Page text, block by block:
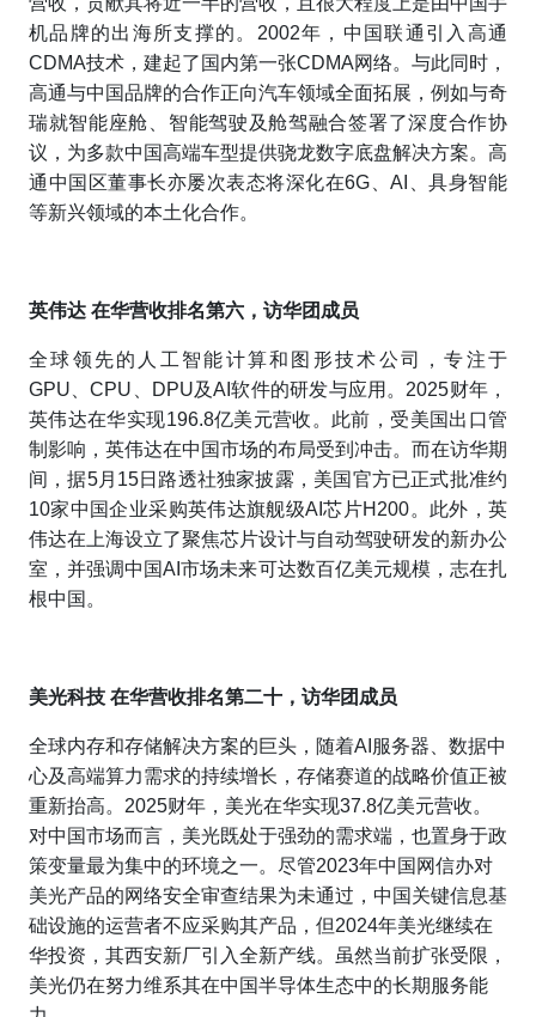
机品牌的出海所支撑的。2002年，中国联通引入高通
CDMA技术，建起了国内第一张CDMA网络。与此同时，
高通与中国品牌的合作正向汽车领域全面拓展，例如与奇
瑞就智能座舱、智能驾驶及舱驾融合签署了深度合作协
议，为多款中国高端车型提供骁龙数字底盘解决方案。高
通中国区董事长亦屡次表态将深化在6G、AI、具身智能
等新兴领域的本土化合作。
英伟达 在华营收排名第六，访华团成员
全球领先的人工智能计算和图形技术公司，专注于
GPU、CPU、DPU及AI软件的研发与应用。2025财年，
英伟达在华实现196.8亿美元营收。此前，受美国出口管
制影响，英伟达在中国市场的布局受到冲击。而在访华期
间，据5月15日路透社独家披露，美国官方已正式批准约
10家中国企业采购英伟达旗舰级AI芯片H200。此外，英
伟达在上海设立了聚焦芯片设计与自动驾驶研发的新办公
室，并强调中国AI市场未来可达数百亿美元规模，志在扎
根中国。
美光科技 在华营收排名第二十，访华团成员
全球内存和存储解决方案的巨头，随着AI服务器、数据中
心及高端算力需求的持续增长，存储赛道的战略价值正被
重新抬高。2025财年，美光在华实现37.8亿美元营收。
对中国市场而言，美光既处于强劲的需求端，也置身于政
策变量最为集中的环境之一。尽管2023年中国网信办对
美光产品的网络安全审查结果为未通过，中国关键信息基
础设施的运营者不应采购其产品，但2024年美光继续在
华投资，其西安新厂引入全新产线。虽然当前扩张受限，
美光仍在努力维系其在中国半导体生态中的长期服务能